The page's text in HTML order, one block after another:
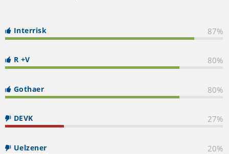
Interrisk 87%
R +V 80%
Gothaer 80%
DEVK 27%
Uelzener 20%